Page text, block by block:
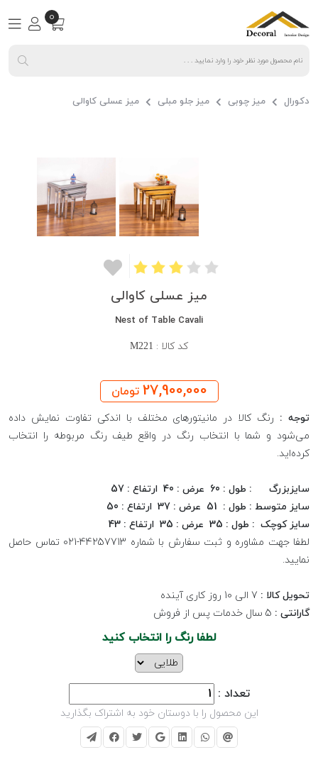
0
دکورال میز چوبی میز جلو مبلی میز عسلی کاوالی
میز عسلی کاوالی
Nest of Table Cavali
کد کالا : M221
27,900,000 تومان
توجه : رنگ کالا در مانیتورهای مختلف با اندکی تفاوت نمایش داده
می‌شود و شما با انتخاب رنگ در واقع طیف رنگ مربوطه را انتخاب
کرده‌اید.
سایزبزرگ : طول : 60 عرض : 40 ارتفاع : 57
سایز متوسط : طول : 51 عرض : 37 ارتفاع : 50
سایز کوچک : طول : 35 عرض : 35 ارتفاع : 43
لطفا جهت مشاوره و ثبت سفارش با شماره 44257713-021 تماس حاصل
نمایید.
تحویل کالا :
گارانتی :
لطفا رنگ را انتخاب کنید
تعداد :
این محصول را با دوستان خود به اشتراک بگذارید